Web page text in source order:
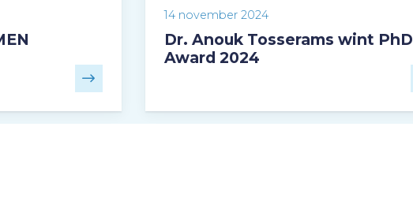
14 november 2024
Dr. Anouk Tosserams wint PhD
Award 2024